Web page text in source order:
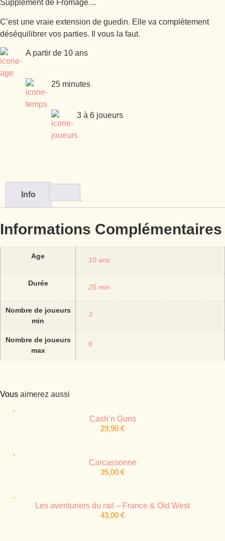
Supplément de Fromage…
C’est une vraie extension de guedin. Elle va complètement
déséquilibrer vos parties. Il vous la faut.
A partir de 10 ans
25 minutes
3 à 6 joueurs
Info
Informations Complémentaires
Age 10 ans
Durée 25 min
Nombre de joueurs
min
3
Nombre de joueurs
max
6
Vous aimerez aussi
Cash’n Guns
29,90 €
Carcassonne
35,00 €
Les aventuriers du rail – France & Old West
43,00 €